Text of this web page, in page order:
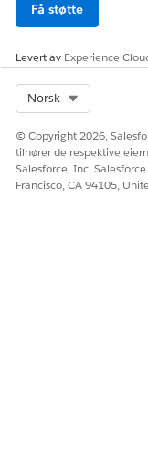
Få støtte
Levert av Experience
Norsk
© Copyright 2026,
tilhører de respektive
Salesforce, Inc.
Francisco, CA 94105,